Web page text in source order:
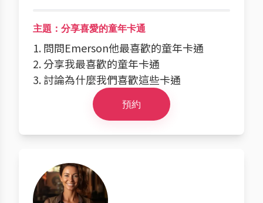
主題：分享喜愛的童年卡通
1. 問問Emerson他最喜歡的童年卡通
2. 分享我最喜歡的童年卡通
3. 討論為什麼我們喜歡這些卡通
預約